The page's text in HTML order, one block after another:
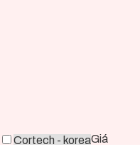
Cortech - koreaGiá